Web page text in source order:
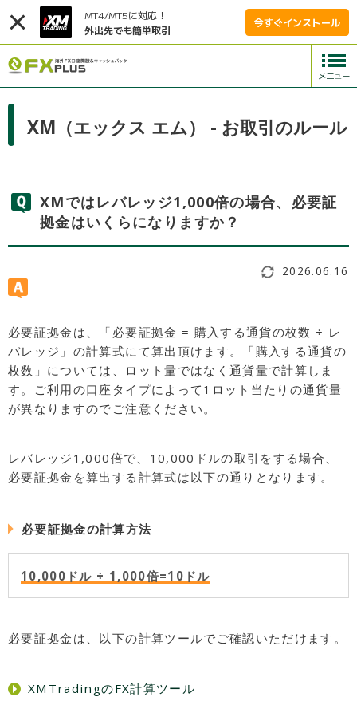
MT4/MT5に対応！
外出先でも簡単取引
今すぐインストール
XM（エックス エム） - お取引のルール
XMではレバレッジ1,000倍の場合、必要証
拠金はいくらになりますか？
2026.06.16
必要証拠金は、「必要証拠金 = 購入する通貨の枚数 ÷ レ
バレッジ」の計算式にて算出頂けます。「購入する通貨の
枚数」については、ロット量ではなく通貨量で計算しま
す。ご利用の口座タイプによって1ロット当たりの通貨量
が異なりますのでご注意ください。
レバレッジ1,000倍で、10,000ドルの取引をする場合、
必要証拠金を算出する計算式は以下の通りとなります。
必要証拠金の計算方法
10,000ドル ÷ 1,000倍=10ドル
必要証拠金は、以下の計算ツールでご確認いただけます。
XMTradingのFX計算ツール